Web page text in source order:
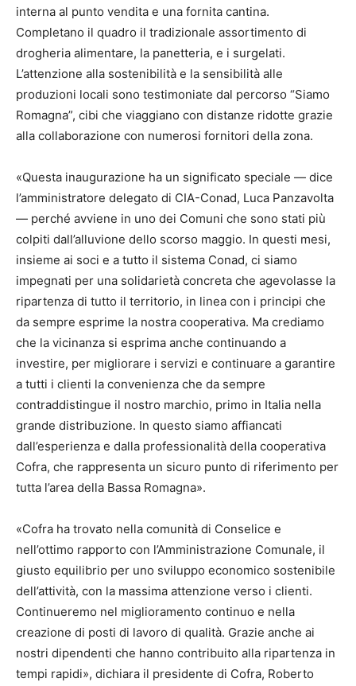
interna al punto vendita e una fornita cantina.
Completano il quadro il tradizionale assortimento di
drogheria alimentare, la panetteria, e i surgelati.
L’attenzione alla sostenibilità e la sensibilità alle
produzioni locali sono testimoniate dal percorso “Siamo
Romagna”, cibi che viaggiano con distanze ridotte grazie
alla collaborazione con numerosi fornitori della zona.
«Questa inaugurazione ha un significato speciale — dice
l’amministratore delegato di CIA-Conad, Luca Panzavolta
— perché avviene in uno dei Comuni che sono stati più
colpiti dall’alluvione dello scorso maggio. In questi mesi,
insieme ai soci e a tutto il sistema Conad, ci siamo
impegnati per una solidarietà concreta che agevolasse la
ripartenza di tutto il territorio, in linea con i principi che
da sempre esprime la nostra cooperativa. Ma crediamo
che la vicinanza si esprima anche continuando a
investire, per migliorare i servizi e continuare a garantire
a tutti i clienti la convenienza che da sempre
contraddistingue il nostro marchio, primo in Italia nella
grande distribuzione. In questo siamo affiancati
dall’esperienza e dalla professionalità della cooperativa
Cofra, che rappresenta un sicuro punto di riferimento per
tutta l’area della Bassa Romagna».
«Cofra ha trovato nella comunità di Conselice e
nell’ottimo rapporto con l’Amministrazione Comunale, il
giusto equilibrio per uno sviluppo economico sostenibile
dell’attività, con la massima attenzione verso i clienti.
Continueremo nel miglioramento continuo e nella
creazione di posti di lavoro di qualità. Grazie anche ai
nostri dipendenti che hanno contribuito alla ripartenza in
tempi rapidi», dichiara il presidente di Cofra, Roberto